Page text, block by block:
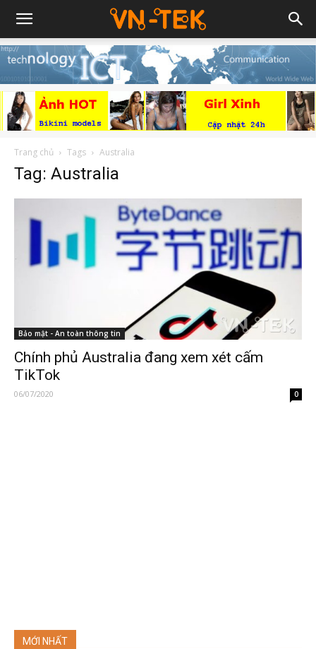
Trang chủ Tags Australia
Tag: Australia
Bảo mật - An toàn thông tin
Chính phủ Australia đang xem xét cấm
TikTok
06/07/2020 0
MỚI NHẤT